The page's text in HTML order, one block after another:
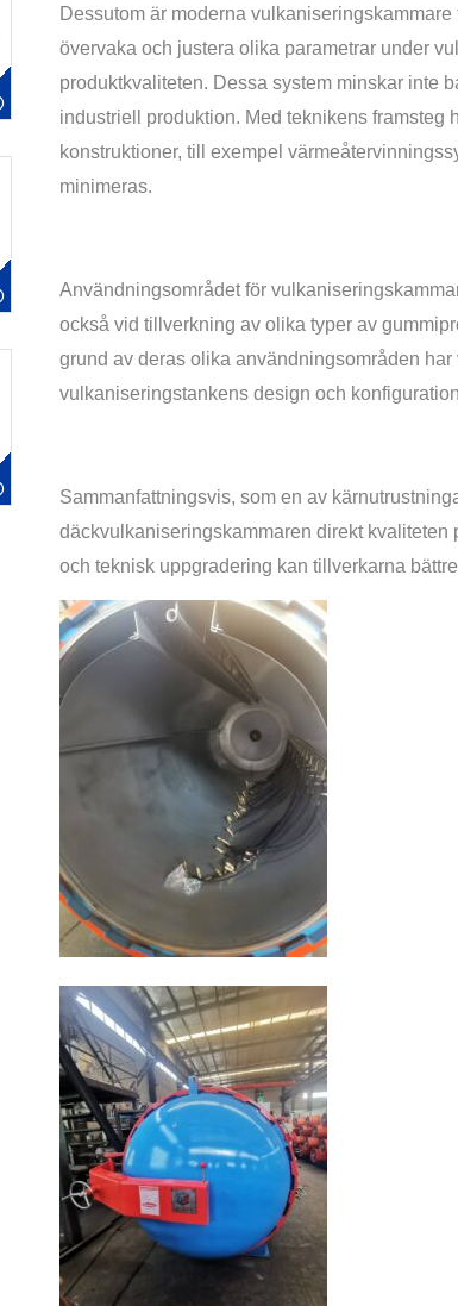
Dessutom är moderna
övervaka och justera olika parametrar under
produktkvaliteten. Dessa system minskar inte
industriell produktion. Med teknikens framsteg
konstruktioner, till exempel
minimeras.
Användningsområdet för
också vid tillverkning av olika typer av
grund av deras olika användningsområden
vulkaniseringstankens design och
Sammanfattningsvis, som en av
däckvulkaniseringskammaren direkt
och teknisk uppgradering kan tillverkarna